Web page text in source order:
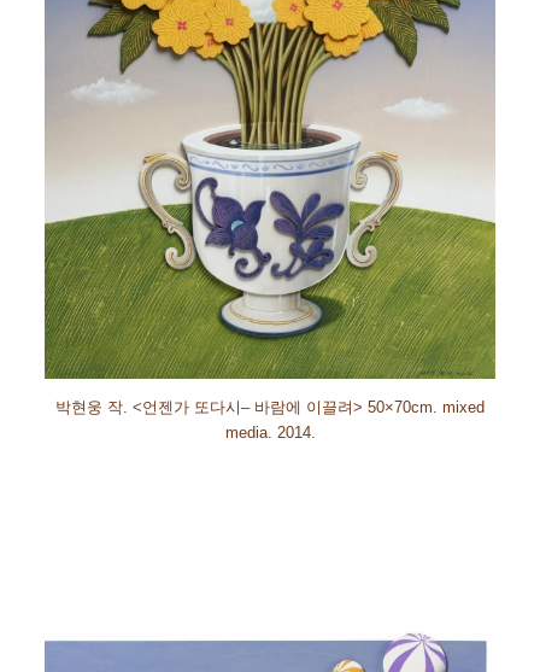
박현웅 작. <언젠가 또다시– 바람에 이끌려> 50×70cm. mixed
media. 2014.